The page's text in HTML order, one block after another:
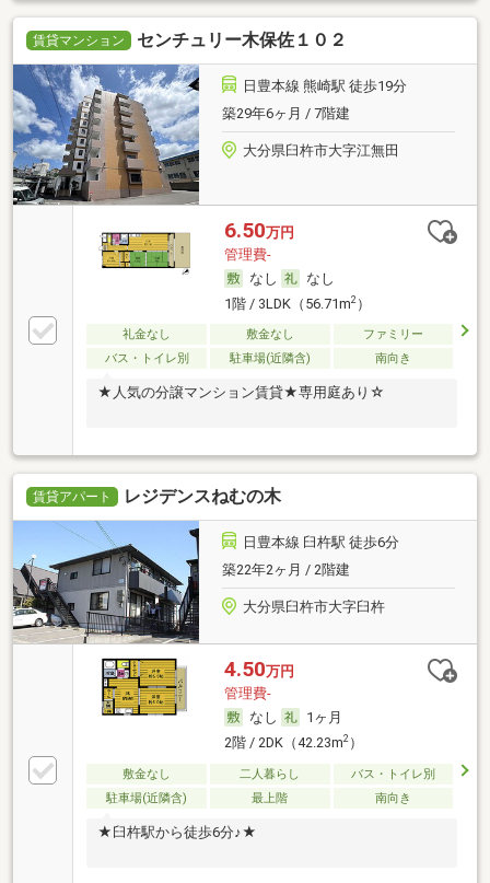
賃貸マンション センチュリー木保佐１０２
日豊本線 熊崎駅 徒歩19分
築29年6ヶ月 / 7階建
大分県臼杵市大字江無田
6.50万円
管理費-
なし
なし
1階 / 3LDK（56.71m2）
礼金なし 敷金なし
ファミリー
バス・トイレ別
駐車場(近隣含) 南向き
★人気の分譲マンション賃貸★専用庭あり☆
賃貸アパート レジデンスねむの木
日豊本線 臼杵駅 徒歩6分
築22年2ヶ月 / 2階建
大分県臼杵市大字臼杵
4.50万円
管理費-
なし
1ヶ月
2階 / 2DK（42.23m2）
敷金なし 二人暮らし
バス・トイレ別
駐車場(近隣含)
最上階 南向き
★臼杵駅から徒歩6分♪★